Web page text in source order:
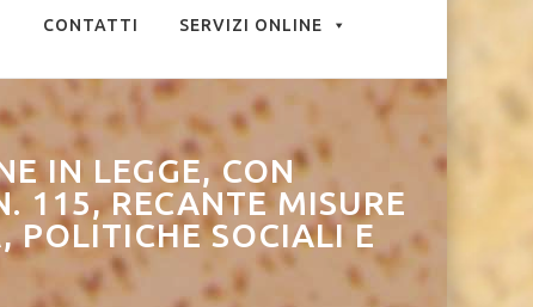
CONTATTI SERVIZI ONLINE
IN LEGGE, CON
115, RECANTE MISURE
POLITICHE SOCIALI E